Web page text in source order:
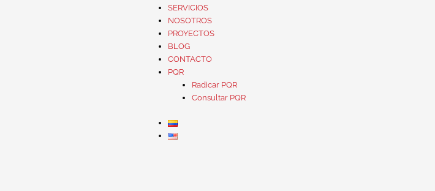
SERVICIOS
NOSOTROS
PROYECTOS
BLOG
CONTACTO
PQR
Radicar PQR
Consultar PQR